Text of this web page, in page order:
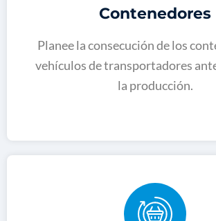
Contenedores
Planee la consecución de los
vehículos de transportadores
la producción.